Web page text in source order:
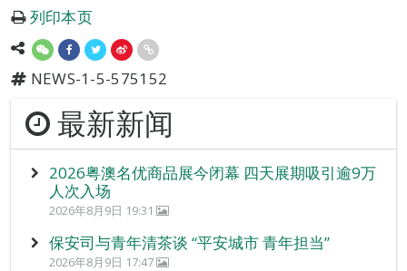
列印本页
NEWS-1-5-575152
最新新闻
2026粤澳名优商品展今闭幕 四天展期吸引逾9万
人次入场
2026年8月9日 19:31
保安司与青年清茶谈 “平安城市 青年担当”
2026年8月9日 17:47